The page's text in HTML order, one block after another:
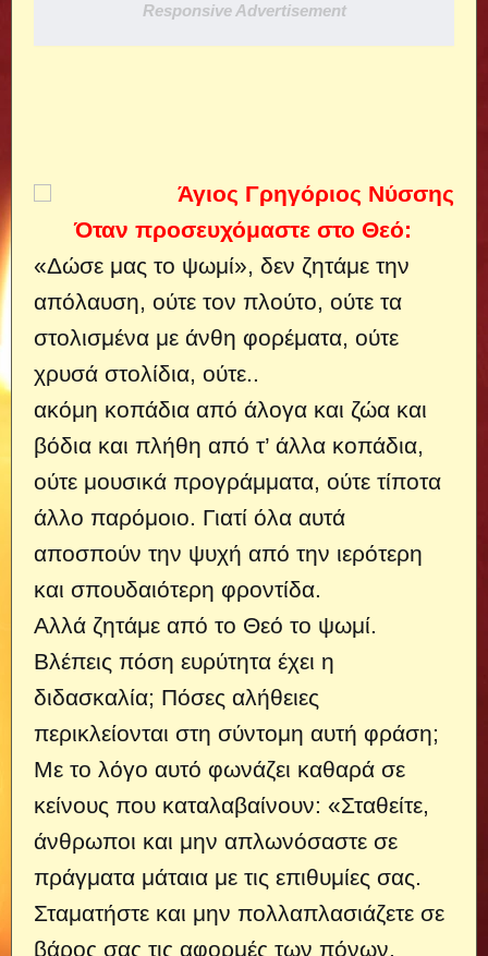
Responsive Advertisement
Άγιος Γρηγόριος Νύσσης
Όταν προσευχόμαστε στο Θεό:
«Δώσε μας το ψωμί», δεν ζητάμε την
απόλαυση, ούτε τον πλούτο, ούτε τα
στολισμένα με άνθη φορέματα, ούτε
χρυσά στολίδια, ούτε..
ακόμη κοπάδια από άλογα και ζώα και
βόδια και πλήθη από τ’ άλλα κοπάδια,
ούτε μουσικά προγράμματα, ούτε τίποτα
άλλο παρόμοιο. Γιατί όλα αυτά
αποσπούν την ψυχή από την ιερότερη
και σπουδαιότερη φροντίδα.
Αλλά ζητάμε από το Θεό το ψωμί.
Βλέπεις πόση ευρύτητα έχει η
διδασκαλία; Πόσες αλήθειες
περικλείονται στη σύντομη αυτή φράση;
Με το λόγο αυτό φωνάζει καθαρά σε
κείνους που καταλαβαίνουν: «Σταθείτε,
άνθρωποι και μην απλωνόσαστε σε
πράγματα μάταια με τις επιθυμίες σας.
Σταματήστε και μην πολλαπλασιάζετε σε
βάρος σας τις αφορμές των πόνων.